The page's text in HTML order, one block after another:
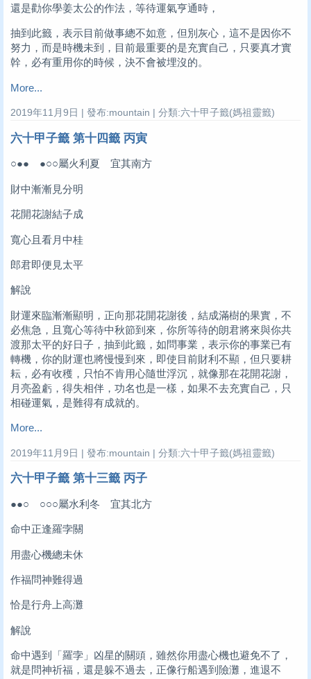
還是勸你學姜太公的作法，等待運氣亨通時，
抽到此籤，表示目前做事總不如意，但別灰心，這不是因你不
努力，而是時機未到，目前最重要的是充實自己，只要真才實
幹，必有重用你的時候，決不會被埋沒的。
More...
2019年11月9日 | 發布:mountain | 分類:六十甲子籤(媽祖靈籤)
六十甲子籤 第十四籤 丙寅
○●● ●○○屬火利夏 宜其南方
財中漸漸見分明
花開花謝結子成
寬心且看月中桂
郎君即便見太平
解說
財運來臨漸漸顯明，正向那花開花謝後，結成滿樹的果實，不
必焦急，且寬心等待中秋節到來，你所等待的朗君將來與你共
渡那太平的好日子，抽到此籤，如問事業，表示你的事業已有
轉機，你的財運也將慢慢到來，即使目前財利不顯，但只要耕
耘，必有收穫，只怕不肯用心隨世浮沉，就像那在花開花謝，
月亮盈虧，得失相伴，功名也是一樣，如果不去充實自己，只
相碰運氣，是難得有成就的。
More...
2019年11月9日 | 發布:mountain | 分類:六十甲子籤(媽祖靈籤)
六十甲子籤 第十三籤 丙子
●●○ ○○○屬水利冬 宜其北方
命中正逢羅孛關
用盡心機總未休
作福問神難得過
恰是行舟上高灘
解說
命中遇到「羅孛」凶星的關頭，雖然你用盡心機也避免不了，
就是問神祈福，還是躲不過去，正像行船遇到險灘，進退不